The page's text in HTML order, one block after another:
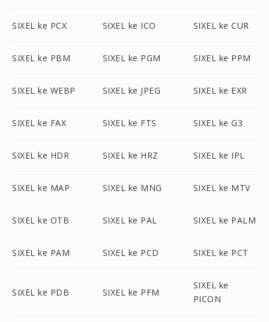
SIXEL ke PCX SIXEL ke ICO SIXEL ke CUR
SIXEL ke PBM SIXEL ke PGM SIXEL ke PPM
SIXEL ke WEBP SIXEL ke JPEG SIXEL ke EXR
SIXEL ke FAX SIXEL ke FTS SIXEL ke G3
SIXEL ke HDR SIXEL ke HRZ SIXEL ke IPL
SIXEL ke MAP SIXEL ke MNG SIXEL ke MTV
SIXEL ke OTB SIXEL ke PAL SIXEL ke PALM
SIXEL ke PAM SIXEL ke PCD SIXEL ke PCT
SIXEL ke PDB SIXEL ke PFM
SIXEL ke
PICON